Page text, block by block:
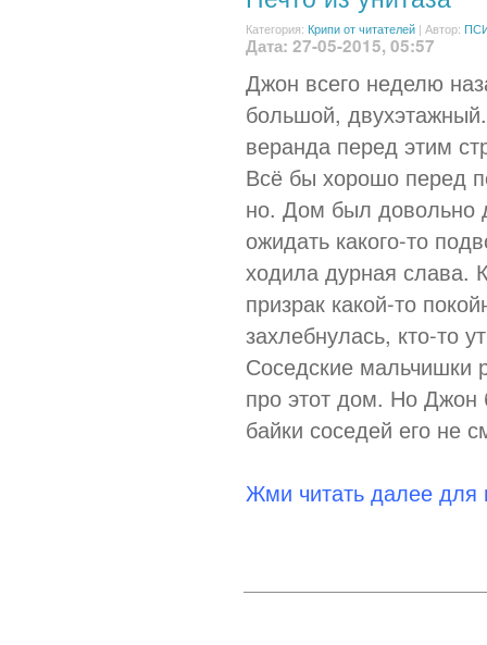
Категория: Крипи от читателей | Автор:
Дата: 27-05-2015, 05:57
Джон всего неделю
большой,
веранда перед этим
Всё бы хорошо перед
но. Дом был довольно
ожидать какого-то
ходила дурная слава.
призрак какой-то
захлебнулась, кто-то
Соседские мальчишки
про этот дом. Но Джон
байки соседей его не
Жми читать далее для